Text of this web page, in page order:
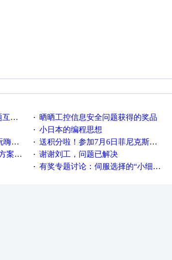
告 · 晒晒工控信息安全问题获得的奖品
· 小日本的编程思想
！ · 送积分啦！参加7月6日菲尼克斯在线研讨会即得
应用 · 谢谢刘工，问题已解决
· 有奖专题讨论：伺服选择的“小细节大学问”奖励公告